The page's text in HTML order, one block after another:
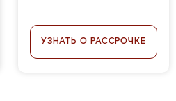
УЗНАТЬ О РАССРОЧКЕ